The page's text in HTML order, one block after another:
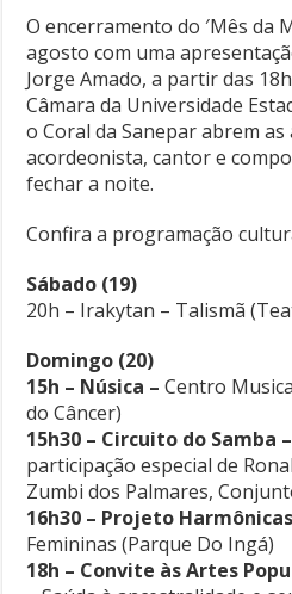
O encerramento do ′Mês da
agosto com uma
Jorge Amado, a partir das
Câmara da Universidade
o Coral da Sanepar abrem as
acordeonista, cantor e
fechar a noite.
Confira a programação
Sábado (19)
20h – Irakytan – Talismã
Domingo (20)
15h – Núsica – Centro
do Câncer)
15h30 – Circuito do Samba –
participação especial de
Zumbi dos Palmares,
16h30 – Projeto
Femininas (Parque Do Ingá)
18h – Convite às Artes